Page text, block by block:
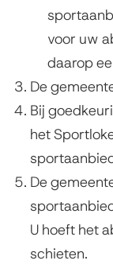
voor uw
daarop
De
Bij
het
De
U hoeft het
schieten.